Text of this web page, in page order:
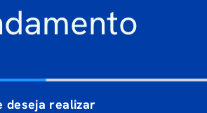
deseja realizar